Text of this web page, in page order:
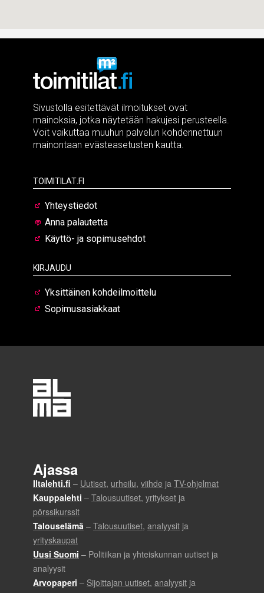
Sivustolla esitettävät ilmoitukset ovat
mainoksia, jotka näytetään hakujesi perusteella.
Voit vaikuttaa muuhun palvelun kohdennettuun
mainontaan evästeasetusten kautta.
Toimitilat.fi
Yhteystiedot
Anna palautetta
Käyttö- ja sopimusehdot
Kirjaudu
Yksittäinen kohdeilmoittelu
Sopimusasiakkaat